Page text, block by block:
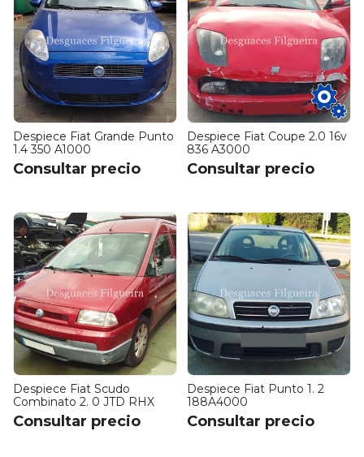
Despiece Fiat Grande Punto
1.4 350 A1000
Consultar precio
Despiece Fiat Coupe 2.0 16v
836 A3000
Consultar precio
Despiece Fiat Scudo
Combinato 2. 0 JTD RHX
Consultar precio
Despiece Fiat Punto 1. 2
188A4000
Consultar precio